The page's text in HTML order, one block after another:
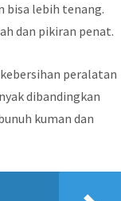
bisa lebih tenang.
dan pikiran penat.
peralatan
dibandingkan
kuman dan